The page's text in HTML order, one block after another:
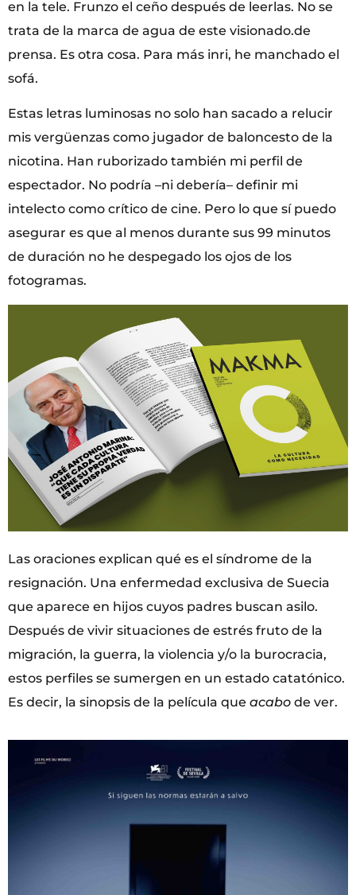
en la tele. Frunzo el ceño después de leerlas. No se
trata de la marca de agua de este visionado.de
prensa. Es otra cosa. Para más inri, he manchado el
sofá.
Estas letras luminosas no solo han sacado a relucir
mis vergüenzas como jugador de baloncesto de la
nicotina. Han ruborizado también mi perfil de
espectador. No podría –ni debería– definir mi
intelecto como crítico de cine. Pero lo que sí puedo
asegurar es que al menos durante sus 99 minutos
de duración no he despegado los ojos de los
fotogramas.
Las oraciones explican qué es el síndrome de la
resignación. Una enfermedad exclusiva de Suecia
que aparece en hijos cuyos padres buscan asilo.
Después de vivir situaciones de estrés fruto de la
migración, la guerra, la violencia y/o la burocracia,
estos perfiles se sumergen en un estado catatónico.
Es decir, la sinopsis de la película que acabo de ver.